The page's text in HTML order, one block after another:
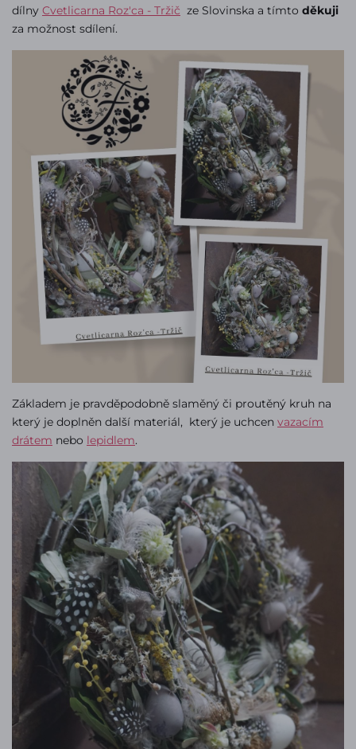
dílny Cvetlicarna Roz'ca - Tržič ze Slovinska a tímto děkuji
za možnost sdílení.
Základem je pravděpodobně slaměný či proutěný kruh na
který je doplněn další materiál, který je uchcen vazacím
drátem nebo lepidlem.